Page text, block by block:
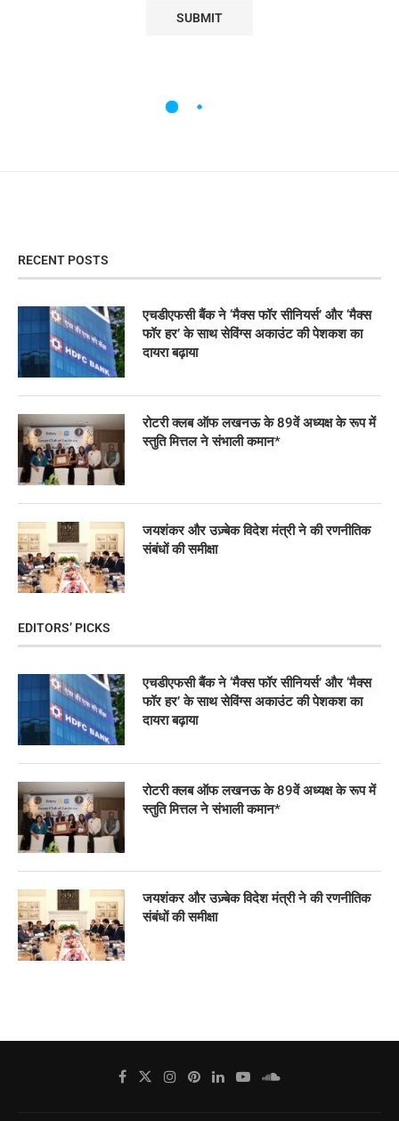
RECENT POSTS
एचडीएफसी बैंक ने ‘मैक्स फॉर सीनियर्स’ और ‘मैक्स
फॉर हर’ के साथ सेविंग्स अकाउंट की पेशकश का
दायरा बढ़ाया
रोटरी क्लब ऑफ लखनऊ के 89वें अध्यक्ष के रूप में
स्तुति मित्तल ने संभाली कमान*
जयशंकर और उज़्बेक विदेश मंत्री ने की रणनीतिक
संबंधों की समीक्षा
EDITORS’ PICKS
एचडीएफसी बैंक ने ‘मैक्स फॉर सीनियर्स’ और ‘मैक्स
फॉर हर’ के साथ सेविंग्स अकाउंट की पेशकश का
दायरा बढ़ाया
रोटरी क्लब ऑफ लखनऊ के 89वें अध्यक्ष के रूप में
स्तुति मित्तल ने संभाली कमान*
जयशंकर और उज़्बेक विदेश मंत्री ने की रणनीतिक
संबंधों की समीक्षा